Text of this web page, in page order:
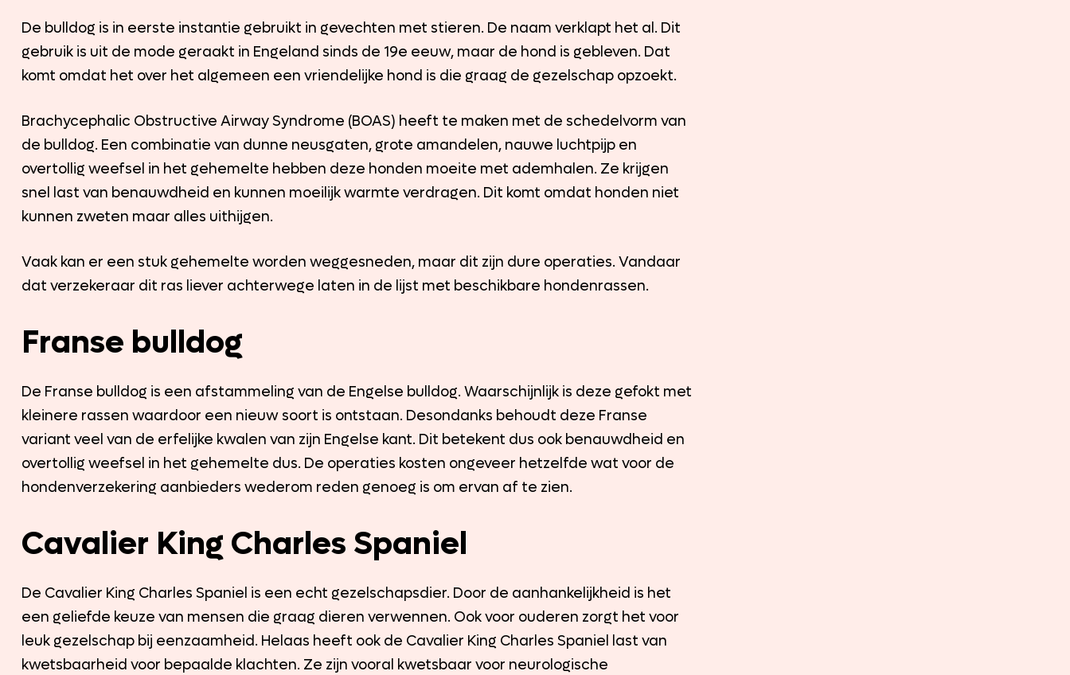
De bulldog is in eerste instantie gebruikt in gevechten met stieren. De naam verklapt het al. Dit
gebruik is uit de mode geraakt in Engeland sinds de 19e eeuw, maar de hond is gebleven. Dat
komt omdat het over het algemeen een vriendelijke hond is die graag de gezelschap opzoekt.
Brachycephalic Obstructive Airway Syndrome (BOAS) heeft te maken met de schedelvorm van
de bulldog. Een combinatie van dunne neusgaten, grote amandelen, nauwe luchtpijp en
overtollig weefsel in het gehemelte hebben deze honden moeite met ademhalen. Ze krijgen
snel last van benauwdheid en kunnen moeilijk warmte verdragen. Dit komt omdat honden niet
kunnen zweten maar alles uithijgen.
Vaak kan er een stuk gehemelte worden weggesneden, maar dit zijn dure operaties. Vandaar
dat verzekeraar dit ras liever achterwege laten in de lijst met beschikbare hondenrassen.
Franse bulldog
De Franse bulldog is een afstammeling van de Engelse bulldog. Waarschijnlijk is deze gefokt met
kleinere rassen waardoor een nieuw soort is ontstaan. Desondanks behoudt deze Franse
variant veel van de erfelijke kwalen van zijn Engelse kant. Dit betekent dus ook benauwdheid en
overtollig weefsel in het gehemelte dus. De operaties kosten ongeveer hetzelfde wat voor de
hondenverzekering aanbieders wederom reden genoeg is om ervan af te zien.
Cavalier King Charles Spaniel
De Cavalier King Charles Spaniel is een echt gezelschapsdier. Door de aanhankelijkheid is het
een geliefde keuze van mensen die graag dieren verwennen. Ook voor ouderen zorgt het voor
leuk gezelschap bij eenzaamheid. Helaas heeft ook de Cavalier King Charles Spaniel last van
kwetsbaarheid voor bepaalde klachten. Ze zijn vooral kwetsbaar voor neurologische